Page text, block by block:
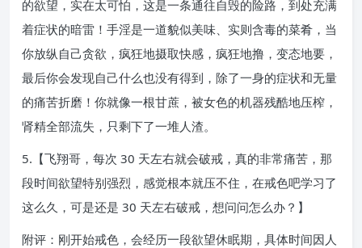
的欲望，实在太可怕，这是一条通往自毁的险路，到处充满
着症状的暗雷！手淫是一道貌似美味、实则含毒的菜肴，当
你放纵自己贪欲，疯狂地摄取快感，疯狂地撸，变态地要，
最后你会发现自己什么也没有得到，除了一身的症状和无量
的痛苦折磨！你就像一根甘蔗，被女色的机器残酷地压榨，
肾精全部流失，只剩下了一堆人渣。
5.【飞翔哥，每次 30 天左右就会破戒，真的非常痛苦，那
段时间欲望特别强烈，感觉根本就压不住，在戒色吧学习了
这么久，可是还是 30 天左右破戒，想问问怎么办？】
附评：刚开始戒色，会经历一段欲望休眠期，具体时间因人